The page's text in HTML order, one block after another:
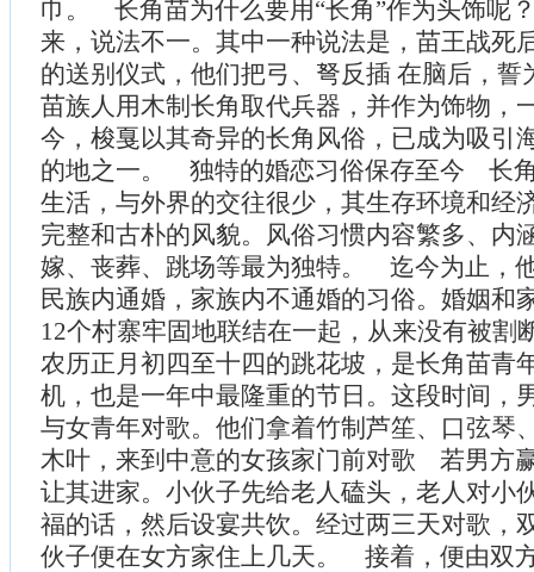
巾。 长角苗为什么要用“长角”作为头饰呢
来，说法不一。其中一种说法是，苗王战死
的送别仪式，他们把弓、弩反插 在脑后，誓
苗族人用木制长角取代兵器，并作为饰物
今，梭戛以其奇异的长角风俗，已成为吸引
的地之一。 独特的婚恋习俗保存至今 长
生活，与外界的交往很少，其生存环境和经
完整和古朴的风貌。风俗习惯内容繁多、内
嫁、丧葬、跳场等最为独特。 迄今为止，
民族内通婚，家族内不通婚的习俗。婚姻和
12个村寨牢固地联结在一起，从来没有被
农历正月初四至十四的跳花坡，是长角苗青
机，也是一年中最隆重的节日。这段时间，
与女青年对歌。他们拿着竹制芦笙、口弦琴
木叶，来到中意的女孩家门前对歌 若男方
让其进家。小伙子先给老人磕头，老人对小
福的话，然后设宴共饮。经过两三天对歌，
伙子便在女方家住上几天。 接着，便由双